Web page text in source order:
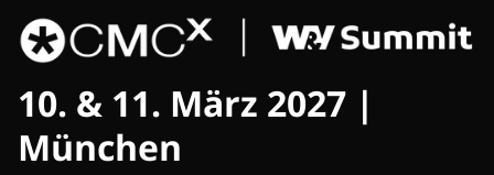
10. & 11. März 2027 |
München